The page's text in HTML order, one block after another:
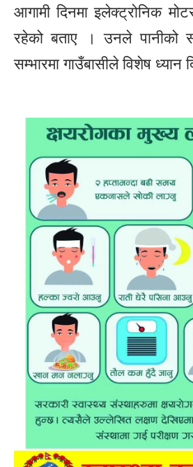
आगामी दिनमा इलेक्ट्रोनिक
रहेको बताए । उनले पानीको
सम्भारमा गाउँबासीले विशेष